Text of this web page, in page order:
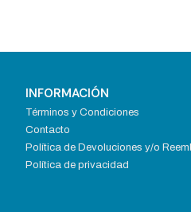
INFORMACIÓN
Términos y Condiciones
Contacto
Política de Devoluciones y/o
Política de privacidad